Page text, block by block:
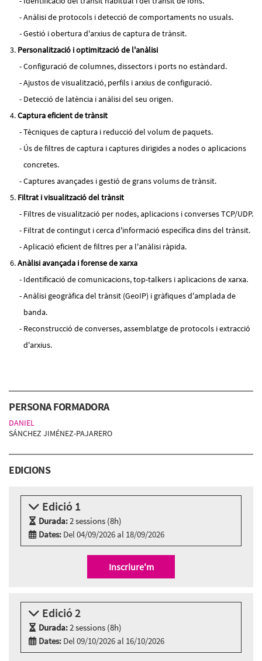
Anàlisi de protocols i detecció de comportaments no usuals.
Gestió i obertura d'arxius de captura de trànsit.
Personalització i optimització de l'anàlisi
Configuració de columnes, dissectors i ports no estàndard.
Ajustos de visualització, perfils i arxius de configuració.
Detecció de latència i anàlisi del seu origen.
Captura eficient de trànsit
Tècniques de captura i reducció del volum de paquets.
Ús de filtres de captura i captures dirigides a nodes o aplicacions
concretes.
Captures avançades i gestió de grans volums de trànsit.
Filtrat i visualització del trànsit
Filtres de visualització per nodes, aplicacions i converses TCP/UDP.
Filtrat de contingut i cerca d'informació específica dins del trànsit.
Aplicació eficient de filtres per a l'anàlisi ràpida.
Anàlisi avançada i forense de xarxa
Identificació de comunicacions, top-talkers i aplicacions de xarxa.
Anàlisi geogràfica del trànsit (GeoIP) i gràfiques d'amplada de
banda.
Reconstrucció de converses, assemblatge de protocols i extracció
d'arxius.
PERSONA FORMADORA
DANIEL
SÁNCHEZ JIMÉNEZ-PAJARERO
EDICIONS
Edició 1
Durada:2 sessions (8h)
Dates: Del 04/09/2026 al 18/09/2026
2 sessions presencials a:
BARCELONA
Divendres 4 de setembre, 09:30h - 13:30h
Divendres 18 de setembre, 09:30h - 13:30h
Inscriure'm
Edició 2
Durada:2 sessions (8h)
Dates: Del 09/10/2026 al 16/10/2026